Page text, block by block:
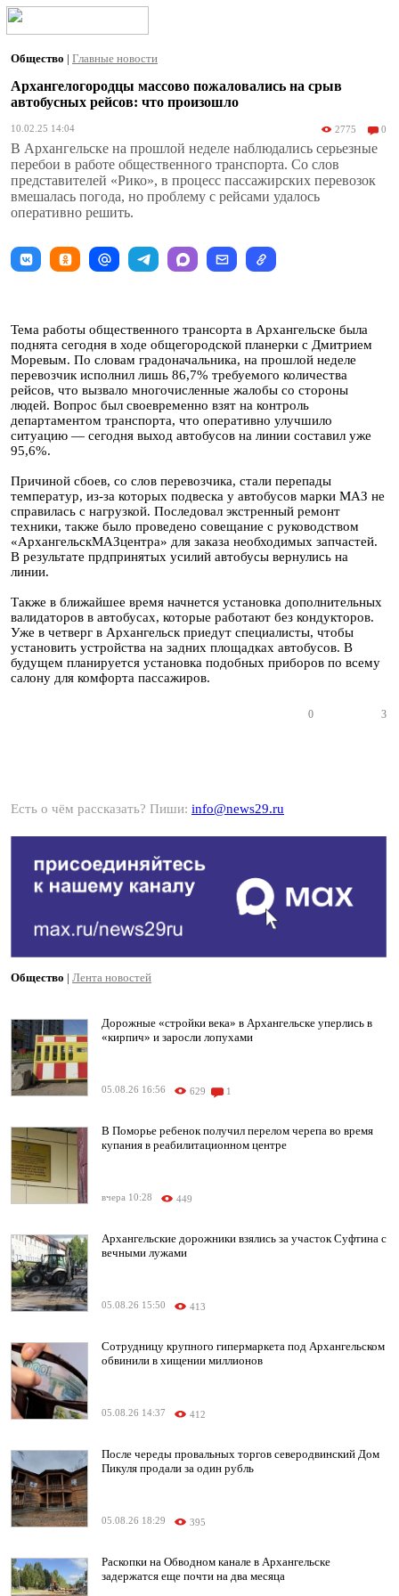
Общество | Главные новости
Архангелогородцы массово пожаловались на срыв
автобусных рейсов: что произошло
10.02.25 14:04 2775 0
В Архангельске на прошлой неделе наблюдались серьезные
перебои в работе общественного транспорта. Со слов
представителей «Рико», в процесс пассажирских перевозок
вмешалась погода, но проблему с рейсами удалось
оперативно решить.
Тема работы общественного трансорта в Архангельске была
поднята сегодня в ходе общегородской планерки с Дмитрием
Моревым. По словам градоначальника, на прошлой неделе
перевозчик исполнил лишь 86,7% требуемого количества
рейсов, что вызвало многочисленные жалобы со стороны
людей. Вопрос был своевременно взят на контроль
департаментом транспорта, что оперативно улучшило
ситуацию — сегодня выход автобусов на линии составил уже
95,6%.
Причиной сбоев, со слов перевозчика, стали перепады
температур, из-за которых подвеска у автобусов марки МАЗ не
справилась с нагрузкой. Последовал экстренный ремонт
техники, также было проведено совещание с руководством
«АрхангельскМАЗцентра» для заказа необходимых запчастей.
В результате прдпринятых усилий автобусы вернулись на
линии.
Также в ближайшее время начнется установка дополнительных
валидаторов в автобусах, которые работают без кондукторов.
Уже в четверг в Архангельск приедут специалисты, чтобы
установить устройства на задних площадках автобусов. В
будущем планируется установка подобных приборов по всему
салону для комфорта пассажиров.
0 3
Есть о чём рассказать? Пиши: info@news29.ru
Общество | Лента новостей
Дорожные «стройки века» в Архангельске уперлись в
«кирпич» и заросли лопухами
05.08.26 16:56 629 1
В Поморье ребенок получил перелом черепа во время
купания в реабилитационном центре
вчера 10:28 449
Архангельские дорожники взялись за участок Суфтина с
вечными лужами
05.08.26 15:50 413
Сотрудницу крупного гипермаркета под Архангельском
обвинили в хищении миллионов
05.08.26 14:37 412
После череды провальных торгов северодвинский Дом
Пикуля продали за один рубль
05.08.26 18:29 395
Раскопки на Обводном канале в Архангельске
задержатся еще почти на два месяца